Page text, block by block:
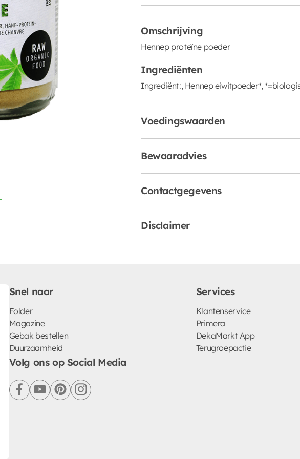
Omschrijving
Hennep proteïne poeder
Ingrediënten
Ingrediënt:, Hennep eiwitpoeder*,
Voedingswaarden
Bewaaradvies
Contactgegevens
Disclaimer
Snel naar
Folder
Magazine
Gebak bestellen
Duurzaamheid
Services
Klantenservice
Primera
DekaMarkt App
Terugroepactie
Volg ons op Social Media
facebookyoutubepinterestinstagram